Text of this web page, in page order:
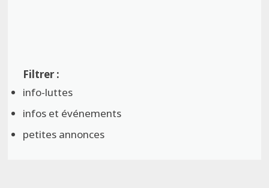
info-luttes
infos et événements
petites annonces